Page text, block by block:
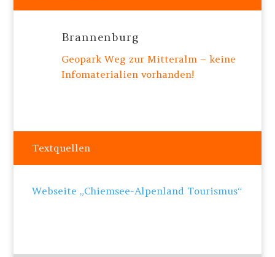
Brannenburg
Geopark Weg zur Mitteralm – keine
Infomaterialien vorhanden!
Textquellen
Webseite „Chiemsee-Alpenland Tourismus“